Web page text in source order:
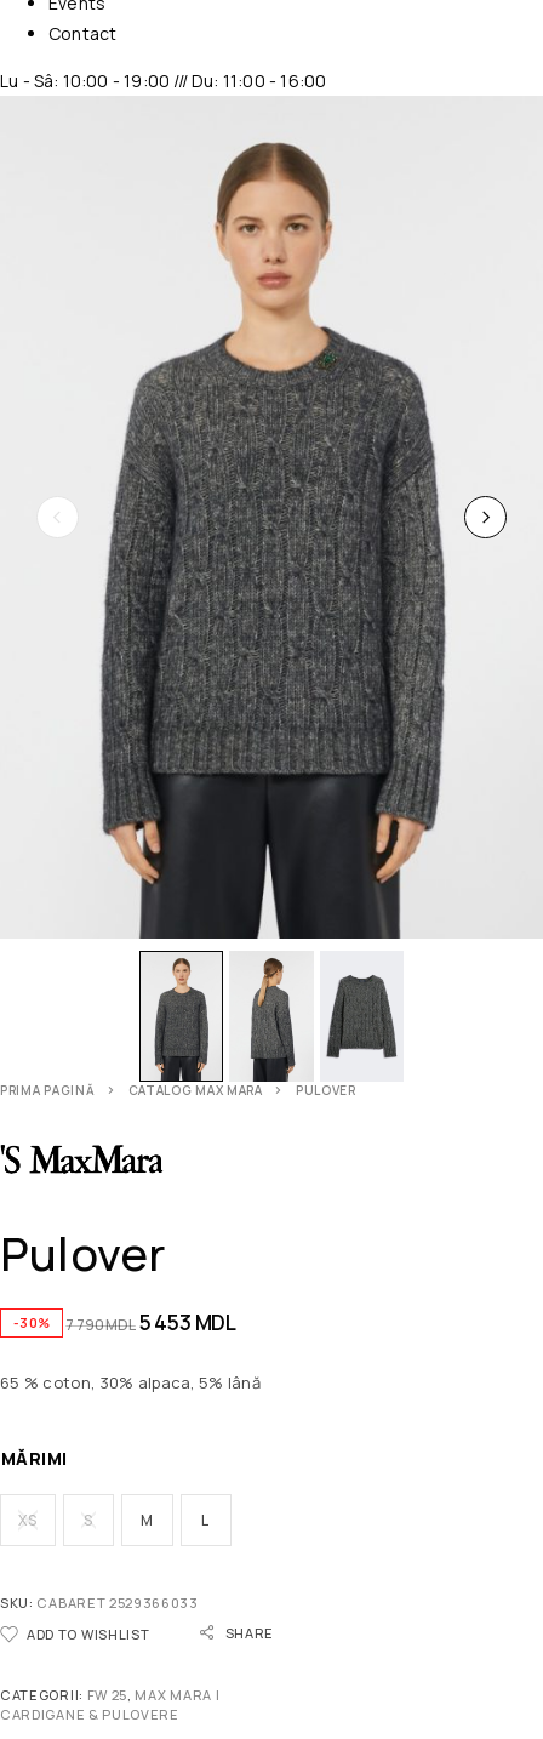
Contact
Lu - Sâ: 10:00 - 19:00 /// Du: 11:00 - 16:00
PRIMA PAGINĂ CATALOG MAX MARA PULOVER
Pulover
-30% 7 790MDL5 453 MDL
65 % coton, 30% alpaca, 5% lână
MĂRIMI
XS S M L
SKU: CABARET 2529366033
ADD TO WISHLIST
SHARE
CATEGORII: FW 25 MAX MARA |
CARDIGANE & PULOVERE